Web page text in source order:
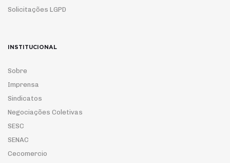
Solicitações LGPD
INSTITUCIONAL
Sobre
Imprensa
Sindicatos
Negociações Coletivas
SESC
SENAC
Cecomercio